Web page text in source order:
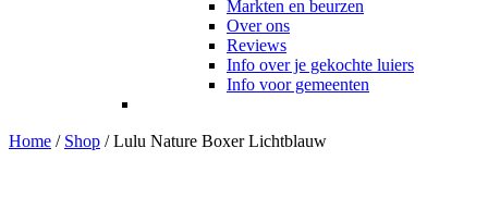
Markten en beurzen
Over ons
Reviews
Info over je gekochte luiers
Info voor gemeenten
Home / Shop /Lulu Nature Boxer Lichtblauw